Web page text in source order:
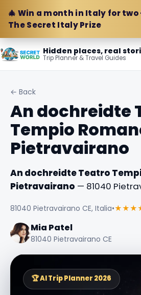
🎄 Win a month in Italy for two
The Secret Italy Prize
Hidden places, real
Trip Planner & Travel Guides
← Back
An dochreidte
Tempio
Pietravairano
An dochreidte Teatro
Pietravairano — 81040
81040 Pietravairano CE, Italia•
Mia Patel
81040 Pietravairano CE
🏆 AI Trip Planner 2026